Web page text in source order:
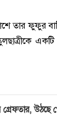
তার ফুফুর
উঠছে